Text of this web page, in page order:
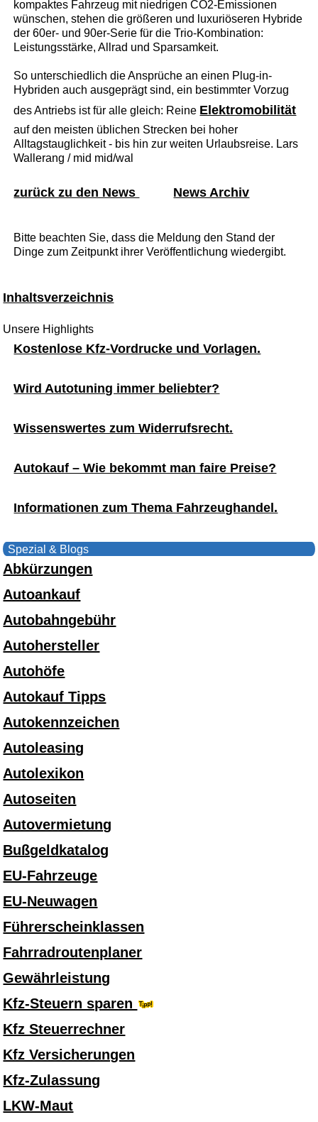
kompaktes Fahrzeug mit niedrigen CO2-Emissionen
wünschen, stehen die größeren und luxuriöseren Hybride
der 60er- und 90er-Serie für die Trio-Kombination:
Leistungsstärke, Allrad und Sparsamkeit.
So unterschiedlich die Ansprüche an einen Plug-in-
Hybriden auch ausgeprägt sind, ein bestimmter Vorzug
des Antriebs ist für alle gleich: Reine Elektromobilität
auf den meisten üblichen Strecken bei hoher
Alltagstauglichkeit - bis hin zur weiten Urlaubsreise. Lars
Wallerang / mid mid/wal
zurück zu den News News Archiv
Bitte beachten Sie, dass die Meldung den Stand der
Dinge zum Zeitpunkt ihrer Veröffentlichung wiedergibt.
Inhaltsverzeichnis
Unsere Highlights
Kostenlose Kfz-Vordrucke und Vorlagen.
Wird Autotuning immer beliebter?
Wissenswertes zum Widerrufsrecht.
Autokauf – Wie bekommt man faire Preise?
Informationen zum Thema Fahrzeughandel.
Spezial & Blogs
Abkürzungen
Autoankauf
Autobahngebühr
Autohersteller
Autohöfe
Autokauf Tipps
Autokennzeichen
Autoleasing
Autolexikon
Autoseiten
Autovermietung
Bußgeldkatalog
EU-Fahrzeuge
EU-Neuwagen
Führerscheinklassen
Fahrradroutenplaner
Gewährleistung
Kfz-Steuern sparen
Kfz Steuerrechner
Kfz Versicherungen
Kfz-Zulassung
LKW-Maut